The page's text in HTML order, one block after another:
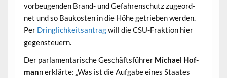
vor­beu­gen­den Brand- und Gefahren­schutz zuge­ord­
net und so Baukosten in die Höhe getrieben wer­den.
Per Dringlichkeit­santragwill die CSU-Frak­tion hier
gegensteuern.
Der par­la­men­tarische Geschäfts­führer Michael Hof­
mann erk­lärte: „Was ist die Auf­gabe eines Staates